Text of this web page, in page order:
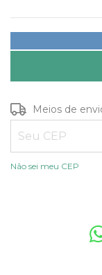
Entregas para o
Meios de
Não sei meu CEP